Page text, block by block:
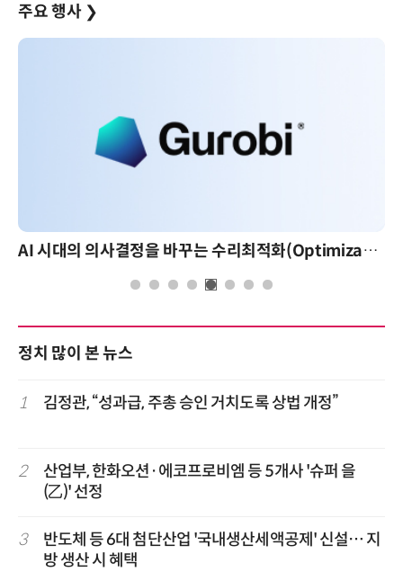
주요 행사 ❯
AI 시대의 의사결정을 바꾸는 수리최적화(Optimization): 실제 산업 적용 사례와 활용 전략
정치 많이 본 뉴스
1 김정관, “성과급, 주총 승인 거치도록 상법 개정”
2
산업부, 한화오션·에코프로비엠 등 5개사 '슈퍼 을
(乙)' 선정
3
반도체 등 6대 첨단산업 '국내생산세액공제' 신설… 지
방 생산 시 혜택